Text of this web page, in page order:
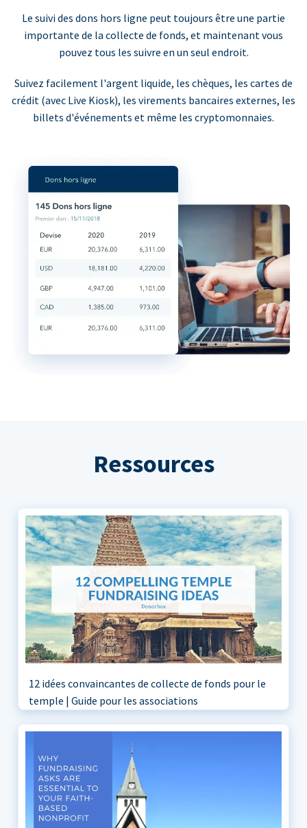
Le suivi des dons hors ligne peut toujours être une partie
importante de la collecte de fonds, et maintenant vous
pouvez tous les suivre en un seul endroit.
Suivez facilement l'argent liquide, les chèques, les cartes de
crédit (avec Live Kiosk), les virements bancaires externes, les
billets d'événements et même les cryptomonnaies.
Ressources
12 idées convaincantes de collecte de fonds pour le
temple | Guide pour les associations